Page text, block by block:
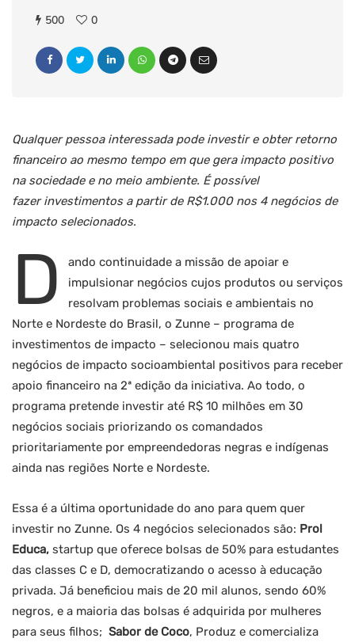
500 0
Qualquer pessoa interessada pode investir e obter retorno
financeiro ao mesmo tempo em que gera impacto positivo
na sociedade e no meio ambiente. É possível
fazer investimentos a partir de R$1.000 nos 4 negócios de
impacto selecionados.
D
ando continuidade a missão de apoiar e
impulsionar negócios cujos produtos ou serviços
resolvam problemas sociais e ambientais no
Norte e Nordeste do Brasil, o Zunne – programa de
investimentos de impacto – selecionou mais quatro
negócios de impacto socioambiental positivos para receber
apoio financeiro na 2ª edição da iniciativa. Ao todo, o
programa pretende investir até R$ 10 milhões em 30
negócios sociais priorizando os comandados
prioritariamente por empreendedoras negras e indígenas
ainda nas regiões Norte e Nordeste.
Essa é a última oportunidade do ano para quem quer
investir no Zunne. Os 4 negócios selecionados são: Prol
Educa, startup que oferece bolsas de 50% para estudantes
das classes C e D, democratizando o acesso à educação
privada. Já beneficiou mais de 20 mil alunos, sendo 60%
negros, e a maioria das bolsas é adquirida por mulheres
para seus filhos; Sabor de Coco, Produz e comercializa